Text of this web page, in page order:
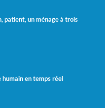
patient, un ménage à trois
humain en temps réel